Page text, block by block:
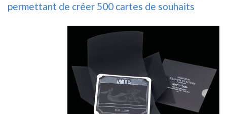
permettant de créer 500 cartes de souhaits